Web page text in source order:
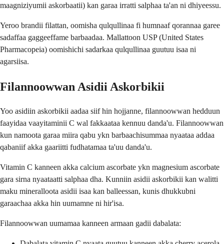
maagniziyumii askorbaatii) kan garaa irratti salphaa ta'an ni dhiyeessu.
Yeroo brandii filattan, oomisha qulqullinaa fi humnaaf qorannaa garee
sadaffaa gaggeeffame barbaadaa. Mallattoon USP (United States
Pharmacopeia) oomishichi sadarkaa qulqullinaa guutuu isaa ni
agarsiisa.
Filannoowwan Asidii Askorbikii
Yoo asidiin askorbikii aadaa siif hin hojjanne, filannoowwan hedduun
faayidaa vaayitaminii C wal fakkaataa kennuu danda'u. Filannoowwan
kun namoota garaa miira qabu ykn barbaachisummaa nyaataa addaa
qabaniif akka gaariitti fudhatamaa ta'uu danda'u.
Vitamin C kanneen akka calcium ascorbate ykn magnesium ascorbate
gara sirna nyaataatti salphaa dha. Kunniin asidii askorbikii kan walitti
maku mineralloota asidii isaa kan balleessan, kunis dhukkubni
garaachaa akka hin uumamne ni hir'isa.
Filannoowwan uumamaa kanneen armaan gadii dabalata: